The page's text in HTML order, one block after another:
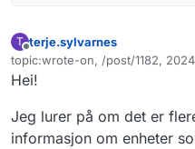
T
Frakoblet
terje.sylvarnes
topic:wrote-on, /post/1182,
Sist endret av
Hei!
Jeg lurer på om det er
informasjon om enheter